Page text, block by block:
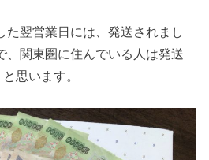
た翌営業日には、発送されまし
、関東圏に住んでいる人は発送
思います。